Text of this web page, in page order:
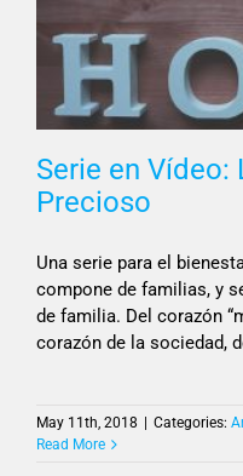
Serie en Vídeo:
Precioso
Una serie para el
compone de familias, y
de familia. Del corazón
corazón de la sociedad,
May 11th, 2018 | Categories:
Read More